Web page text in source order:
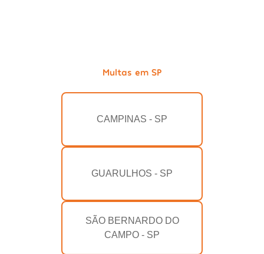
Multas em SP
CAMPINAS - SP
GUARULHOS - SP
SÃO BERNARDO DO
CAMPO - SP